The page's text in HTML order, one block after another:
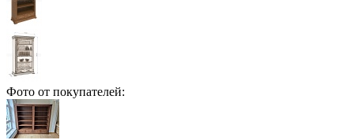
Фото от покупателей: